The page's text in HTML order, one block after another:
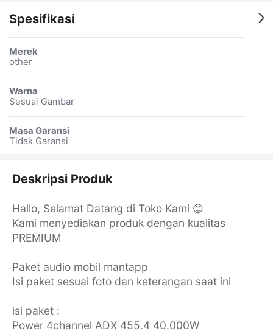
Spesifikasi
Merek
other
Warna
Sesuai Gambar
Masa Garansi
Tidak Garansi
Deskripsi Produk
Hallo, Selamat Datang di Toko Kami 😊
Kami menyediakan produk dengan kualitas
PREMIUM
Paket audio mobil mantapp
Isi paket sesuai foto dan keterangan saat ini
isi paket :
Power 4channel ADX 455.4 40.000W